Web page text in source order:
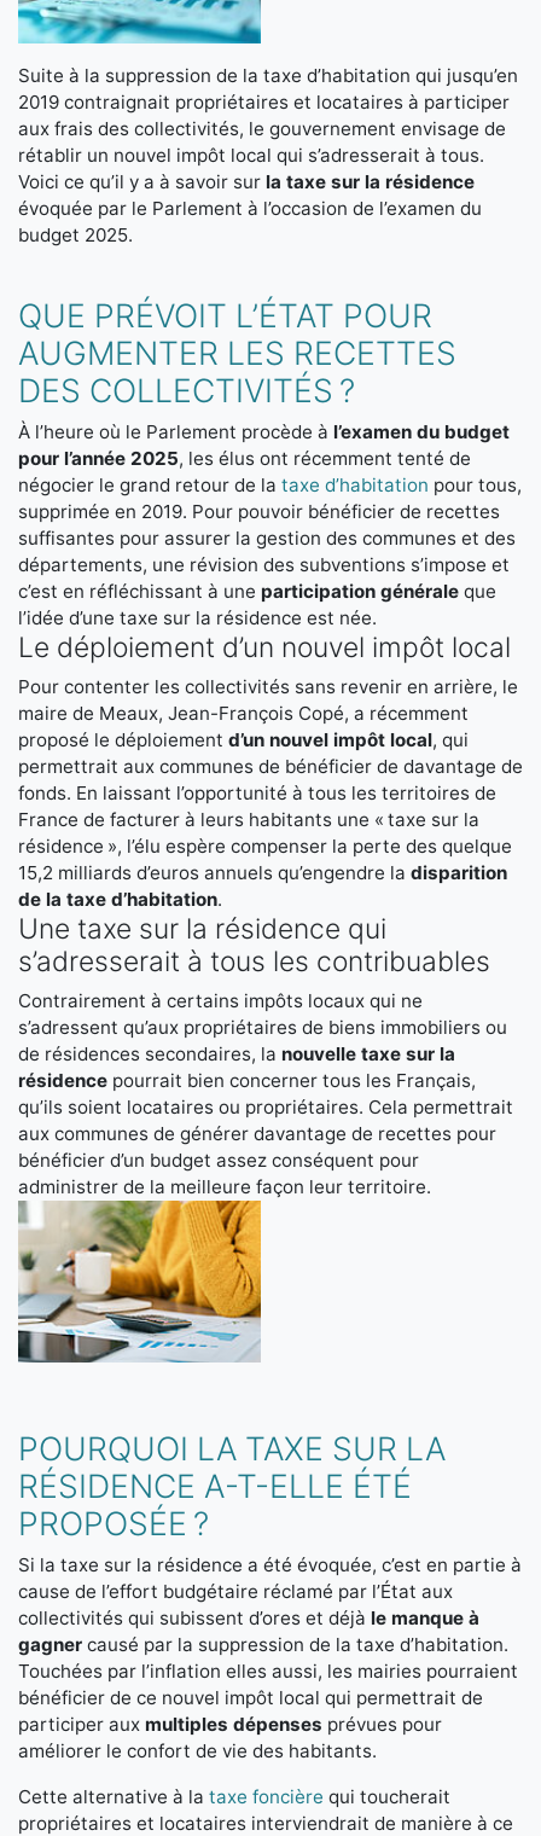
Suite à la suppression de la taxe d’habitation qui jusqu’en
2019 contraignait propriétaires et locataires à participer
aux frais des collectivités, le gouvernement envisage de
rétablir un nouvel impôt local qui s’adresserait à tous.
Voici ce qu’il y a à savoir sur la taxe sur la résidence
évoquée par le Parlement à l’occasion de l’examen du
budget 2025.
QUE PRÉVOIT L’ÉTAT POUR
AUGMENTER LES RECETTES
DES COLLECTIVITÉS ?
À l’heure où le Parlement procède à l’examen du budget
pour l’année 2025, les élus ont récemment tenté de
négocier le grand retour de la taxe d’habitation pour tous,
supprimée en 2019. Pour pouvoir bénéficier de recettes
suffisantes pour assurer la gestion des communes et des
départements, une révision des subventions s’impose et
c’est en réfléchissant à une participation générale que
l’idée d’une taxe sur la résidence est née.
Le déploiement d’un nouvel impôt local
Pour contenter les collectivités sans revenir en arrière, le
maire de Meaux, Jean-François Copé, a récemment
proposé le déploiement d’un nouvel impôt local, qui
permettrait aux communes de bénéficier de davantage de
fonds. En laissant l’opportunité à tous les territoires de
France de facturer à leurs habitants une « taxe sur la
résidence », l’élu espère compenser la perte des quelque
15,2 milliards d’euros annuels qu’engendre la disparition
de la taxe d’habitation.
Une taxe sur la résidence qui
s’adresserait à tous les contribuables
Contrairement à certains impôts locaux qui ne
s’adressent qu’aux propriétaires de biens immobiliers ou
de résidences secondaires, la nouvelle taxe sur la
résidence pourrait bien concerner tous les Français,
qu’ils soient locataires ou propriétaires. Cela permettrait
aux communes de générer davantage de recettes pour
bénéficier d’un budget assez conséquent pour
administrer de la meilleure façon leur territoire.
POURQUOI LA TAXE SUR LA
RÉSIDENCE A-T-ELLE ÉTÉ
PROPOSÉE ?
Si la taxe sur la résidence a été évoquée, c’est en partie à
cause de l’effort budgétaire réclamé par l’État aux
collectivités qui subissent d’ores et déjà le manque à
gagner causé par la suppression de la taxe d’habitation.
Touchées par l’inflation elles aussi, les mairies pourraient
bénéficier de ce nouvel impôt local qui permettrait de
participer aux multiples dépenses prévues pour
améliorer le confort de vie des habitants.
Cette alternative à la taxe foncière qui toucherait
propriétaires et locataires interviendrait de manière à ce